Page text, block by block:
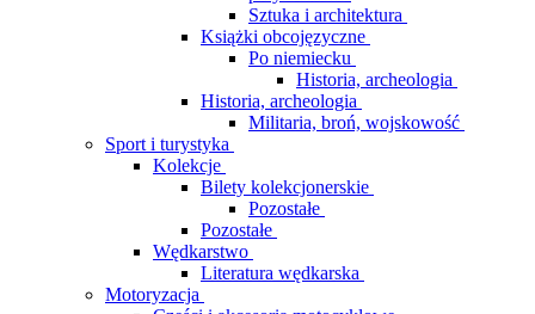
Sztuka i architektura
Książki obcojęzyczne
Po niemiecku
Historia, archeologia
Historia, archeologia
Militaria, broń, wojskowość
Sport i turystyka
Kolekcje
Bilety kolekcjonerskie
Pozostałe
Pozostałe
Wędkarstwo
Literatura wędkarska
Motoryzacja